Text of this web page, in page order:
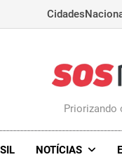
Cidades
Priorizando
NOTÍCIAS